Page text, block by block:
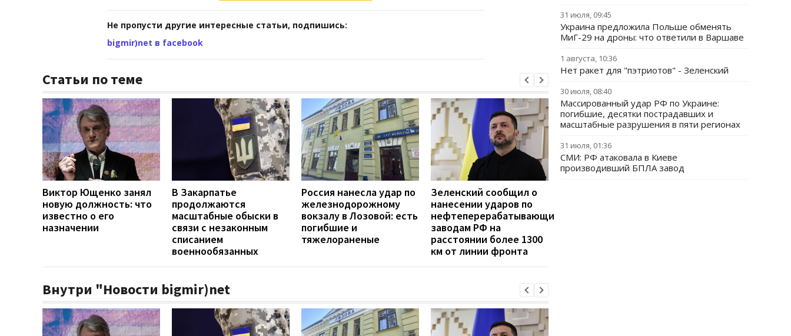
Не пропусти другие интересные статьи, подпишись:
bigmir)net в facebook
Статьи по теме
Виктор Ющенко занял
новую должность: что
известно о его
назначении
В Закарпатье
продолжаются
масштабные обыски в
связи с незаконным
списанием
военнообязанных
Россия нанесла удар по
железнодорожному
вокзалу в Лозовой: есть
погибшие и
тяжелораненые
Зеленский сообщил о
нанесении ударов по
нефтеперерабатывающим
заводам РФ на
расстоянии более 1300
км от линии фронта
Внутри "Новости bigmir)net
31 июля, 09:45
Украина предложила Польше обменять
МиГ-29 на дроны: что ответили в Варшаве
1 августа, 10:36
Нет ракет для "пэтриотов" - Зеленский
30 июля, 08:40
Массированный удар РФ по Украине:
погибшие, десятки пострадавших и
масштабные разрушения в пяти регионах
31 июля, 01:36
СМИ: РФ атаковала в Киеве
производивший БПЛА завод